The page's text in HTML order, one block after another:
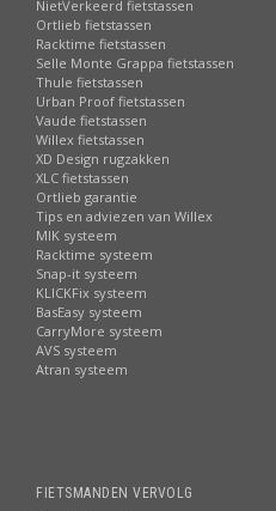
NietVerkeerd fietstassen
Ortlieb fietstassen
Racktime fietstassen
Selle Monte Grappa fietstassen
Thule fietstassen
Urban Proof fietstassen
Vaude fietstassen
Willex fietstassen
XD Design rugzakken
XLC fietstassen
Ortlieb garantie
Tips en adviezen van Willex
MIK systeem
Racktime systeem
Snap-it systeem
KLICKFix systeem
BasEasy systeem
CarryMore systeem
AVS systeem
Atran systeem
FIETSMANDEN VERVOLG